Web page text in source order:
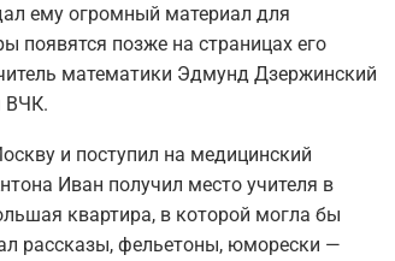
ему огромный материал для
появятся позже на страницах его
математики Эдмунд Дзержинский
ВЧК.
и поступил на медицинский
Иван получил место учителя в
квартира, в которой могла бы
рассказы, фельетоны, юморески —